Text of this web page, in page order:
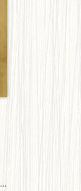
Фаска: V-образна з чотирьох сторін